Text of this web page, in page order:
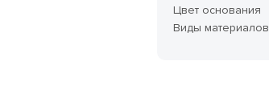
Цвет основания
Виды материалов